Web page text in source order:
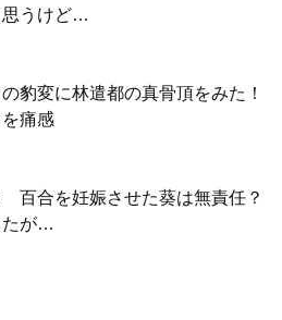
思うけど…
の豹変に林遣都の真骨頂をみた！
痛感
百合を妊娠させた葵は無責任？
たが…